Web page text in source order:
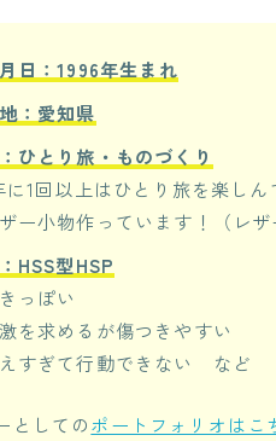
日：1996年生まれ
：愛知県
ひとり旅・ものづくり
1回以上はひとり旅を楽しん
ー小物作っています！（レザ
HSS型HSP
っぽい
を求めるが傷つきやすい
すぎて行動できない など
としてのポートフォリオはこ